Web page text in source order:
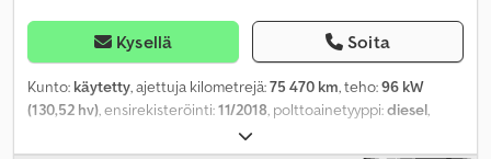
Kysellä Soita
Kunto: käytetty, ajettuja kilometrejä:75 470 km, teho:96 kW
(130,52 hv), ensirekisteröinti:11/2018, polttoainetyyppi:diesel,
valkoinen